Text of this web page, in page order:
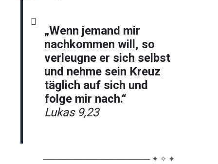
„Wenn jemand mir
nachkommen will, so
verleugne er sich selbst
und nehme sein Kreuz
täglich auf sich und
folge mir nach.“
Lukas 9,23
──────────────────── ✦ ✧ ✦